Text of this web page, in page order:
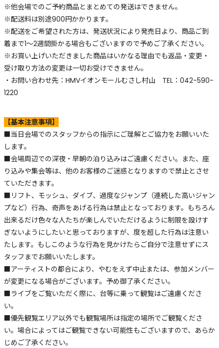
※他会場でのご予約商品とまとめての発送はできません。
※配送料は別途900円かかります。
※配送をご希望された方は、発送状況により発売日より、商品ご到
着まで1〜2週間掛かる場合もございますので予めご了承ください。
※お買い上げいただきました商品はいかなる理由でも返品・変更・
受け取り方法の変更は一切お受けできません。
・お問い合わせ先：HMVイオンモールむさし村山 TEL：042-590-
1220
【基本注意事項】
■当日会場でのスタッフからの指示にご理解とご協力をお願いいた
します。
■会場周辺での深夜・早朝の泊り込みはご遠慮ください。また、座
り込みや集会等は、他のお客様のご迷惑となりますので禁止とさせ
ていただきます。
■リフト、モッシュ、ダイブ、過度なジャンプ（連続した高いジャン
プなど）行為、奇声をあげる行為は禁止となっております。もちろん
出来るだけ色々な人たちが楽しんでいただけるように制限を設けす
ぎないようにしたいと思っておりますが、度を超した行為は注意い
たします。もしこのような行為を見かけたらご自分で注意せずにス
タッフまでお願いいたします。
■アーティストの都合により、やむをえず中止または、参加メンバー
が変更になる場合がございます。予め御了承ください。
■ライブをご覧いただく際に、台等に乗って観覧はご遠慮くださ
い。
■優先観覧エリア以外でも観覧場所は指定の場所でご観覧くださ
い。場合によってはご観覧できない可能性もございますので、あらか
じめご了承ください。